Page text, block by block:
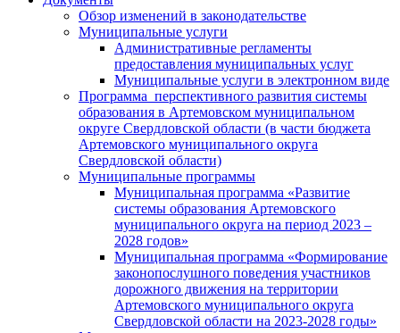
Обзор изменений в законодательстве
Муниципальные услуги
Административные регламенты
предоставления муниципальных услуг
Муниципальные услуги в электронном виде
Программа перспективного развития системы
образования в Артемовском муниципальном
округе Свердловской области (в части бюджета
Артемовского муниципального округа
Свердловской области)
Муниципальные программы
Муниципальная программа «Развитие
системы образования Артемовского
муниципального округа на период 2023 –
2028 годов»
Муниципальная программа «Формирование
законопослушного поведения участников
дорожного движения на территории
Артемовского муниципального округа
Свердловской области на 2023-2028 годы»